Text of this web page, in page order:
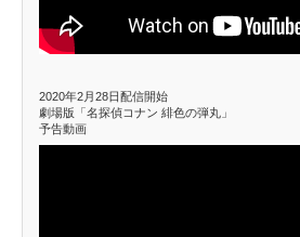
2020年2月28日配信開始
劇場版「名探偵コナン 緋色の弾丸」
予告動画